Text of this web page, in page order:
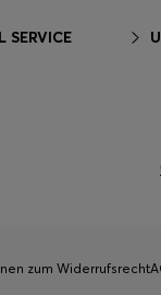
SERVICE
zum Widerrufsrecht